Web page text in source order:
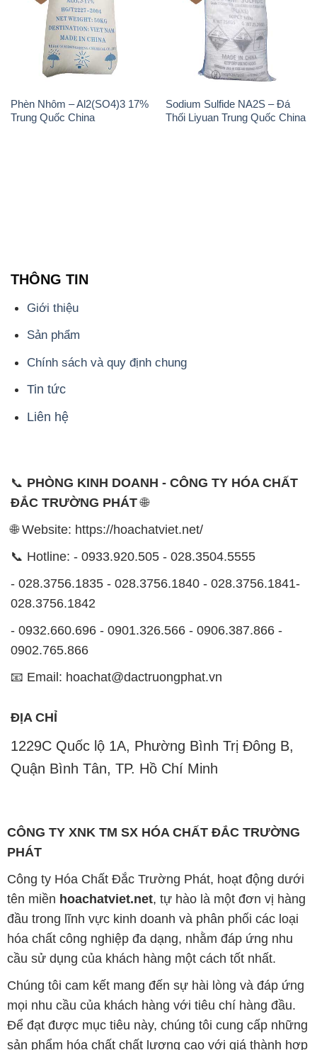
Phèn Nhôm – Al2(SO4)3 17%
Trung Quốc China
Sodium Sulfide NA2S – Đá
Thối Liyuan Trung Quốc China
THÔNG TIN
Giới thiệu
Sản phẩm
Chính sách và quy định chung
Tin tức
Liên hệ
📞 PHÒNG KINH DOANH - CÔNG TY HÓA CHẤT
ĐẮC TRƯỜNG PHÁT🌐
🌐 Website: https://hoachatviet.net/
📞 Hotline: - 0933.920.505 - 028.3504.5555
- 028.3756.1835 - 028.3756.1840 - 028.3756.1841-
028.3756.1842
- 0932.660.696 - 0901.326.566 - 0906.387.866 -
0902.765.866
📧 Email: hoachat@dactruongphat.vn
ĐỊA CHỈ
1229C Quốc lộ 1A, Phường Bình Trị Đông B,
Quận Bình Tân, TP. Hồ Chí Minh
CÔNG TY XNK TM SX HÓA CHẤT ĐẮC TRƯỜNG
PHÁT
Công ty Hóa Chất Đắc Trường Phát, hoạt động dưới
tên miền hoachatviet.net, tự hào là một đơn vị hàng
đầu trong lĩnh vực kinh doanh và phân phối các loại
hóa chất công nghiệp đa dạng, nhằm đáp ứng nhu
cầu sử dụng của khách hàng một cách tốt nhất.
Chúng tôi cam kết mang đến sự hài lòng và đáp ứng
mọi nhu cầu của khách hàng với tiêu chí hàng đầu.
Để đạt được mục tiêu này, chúng tôi cung cấp những
sản phẩm hóa chất chất lượng cao với giá thành hợp